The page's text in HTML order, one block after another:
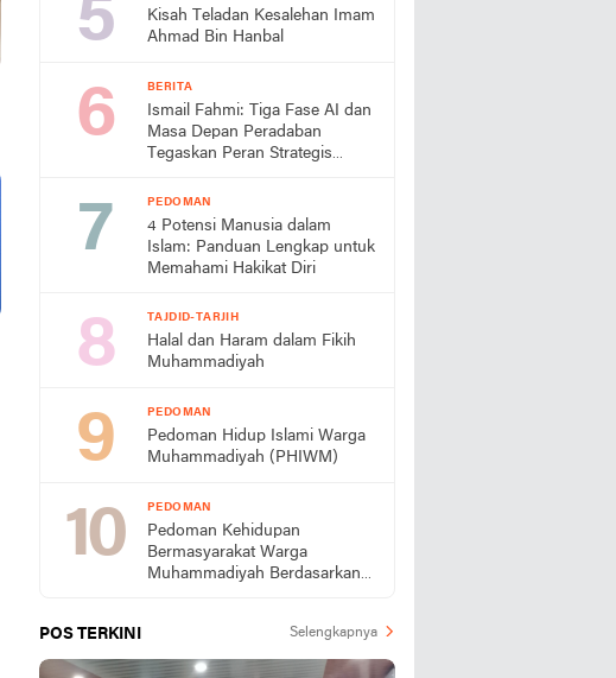
Kisah Teladan Kesalehan Imam
Ahmad Bin Hanbal
BERITA
Ismail Fahmi: Tiga Fase AI dan
Masa Depan Peradaban
Tegaskan Peran Strategis
PEDOMAN
4 Potensi Manusia dalam
Islam: Panduan Lengkap untuk
Memahami Hakikat Diri
TAJDID-TARJIH
Halal dan Haram dalam Fikih
Muhammadiyah
PEDOMAN
Pedoman Hidup Islami Warga
Muhammadiyah (PHIWM)
PEDOMAN
Pedoman Kehidupan
Bermasyarakat Warga
Muhammadiyah Berdasarkan
POS TERKINI Selengkapnya